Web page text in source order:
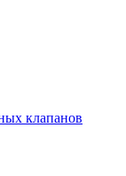
клапанов